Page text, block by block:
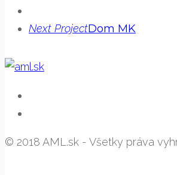
Next ProjectDom MK
© 2018 AML.sk - Všetky práva